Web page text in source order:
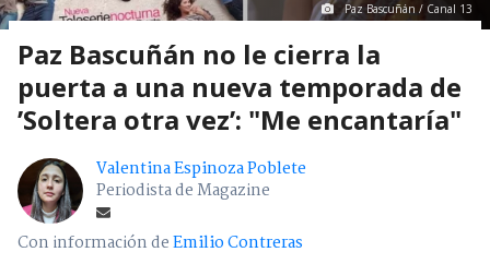
Paz Bascuñán / Canal 13
Paz Bascuñán no le cierra la
puerta a una nueva temporada de
’Soltera otra vez’: "Me encantaría"
Valentina Espinoza Poblete
Periodista de Magazine
Con información deEmilio Contreras